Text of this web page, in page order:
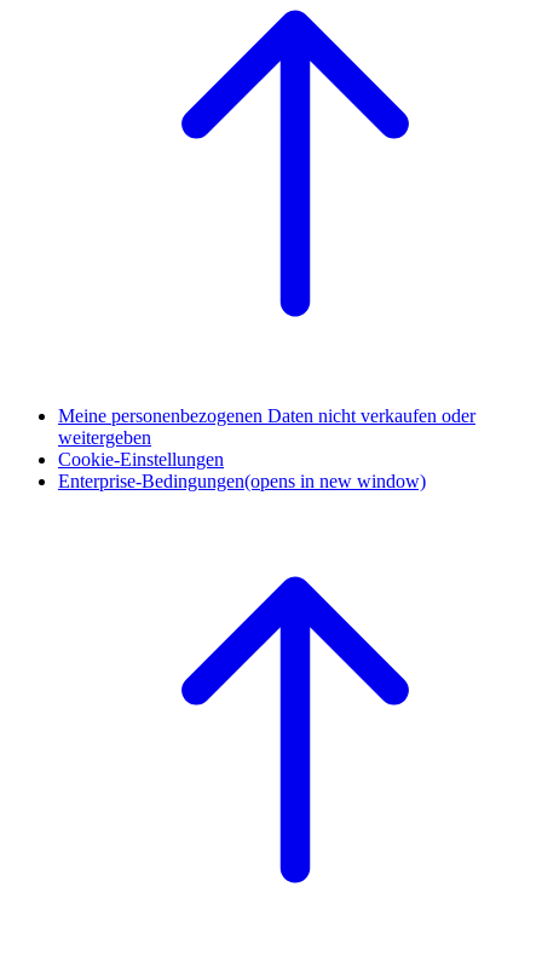
Meine personenbezogenen Daten nicht verkaufen oder
weitergeben
Cookie-Einstellungen
Enterprise-Bedingungen(opens in new window)